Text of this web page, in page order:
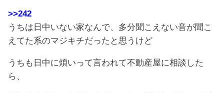
>>242
うちは日中いない家なんで、多分聞こえない音が聞こ
えてた系のマジキチだったと思うけど
うちも日中に煩いって言われて不動産屋に相談した
ら、